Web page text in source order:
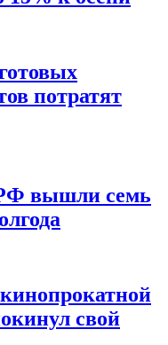
потратят
вышли семь
свой